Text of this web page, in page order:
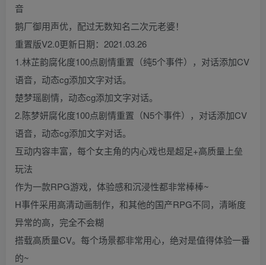
音
鹅厂御用声优，配过无数知名二次元老婆！
重置版V2.0更新日期：2021.03.26
1.林芷韵腐化度100点剧情重置（纯5个事件），对话添加CV
语音，动态cg添加文字对话。
楚梦瑶剧情，动态cg添加文字对话。
2.陈梦妍腐化度100点剧情重置（N5个事件），对话添加CV
语音，动态cg添加文字对话。
互动内容丰富，每个女主角的内心戏也是超足+高质量上垒
玩法
作为一款RPG游戏，体验感和沉浸性都非常棒棒~
H事件采用高清动画制作，和其他的国产RPG不同，清晰度
异常的高，完全不会糊
搭载高质量CV。每个场景都非常用心，绝对是值得体验一番
的~